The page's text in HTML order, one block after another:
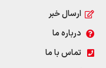
ارسال خبر
درباره ما
تماس با ما